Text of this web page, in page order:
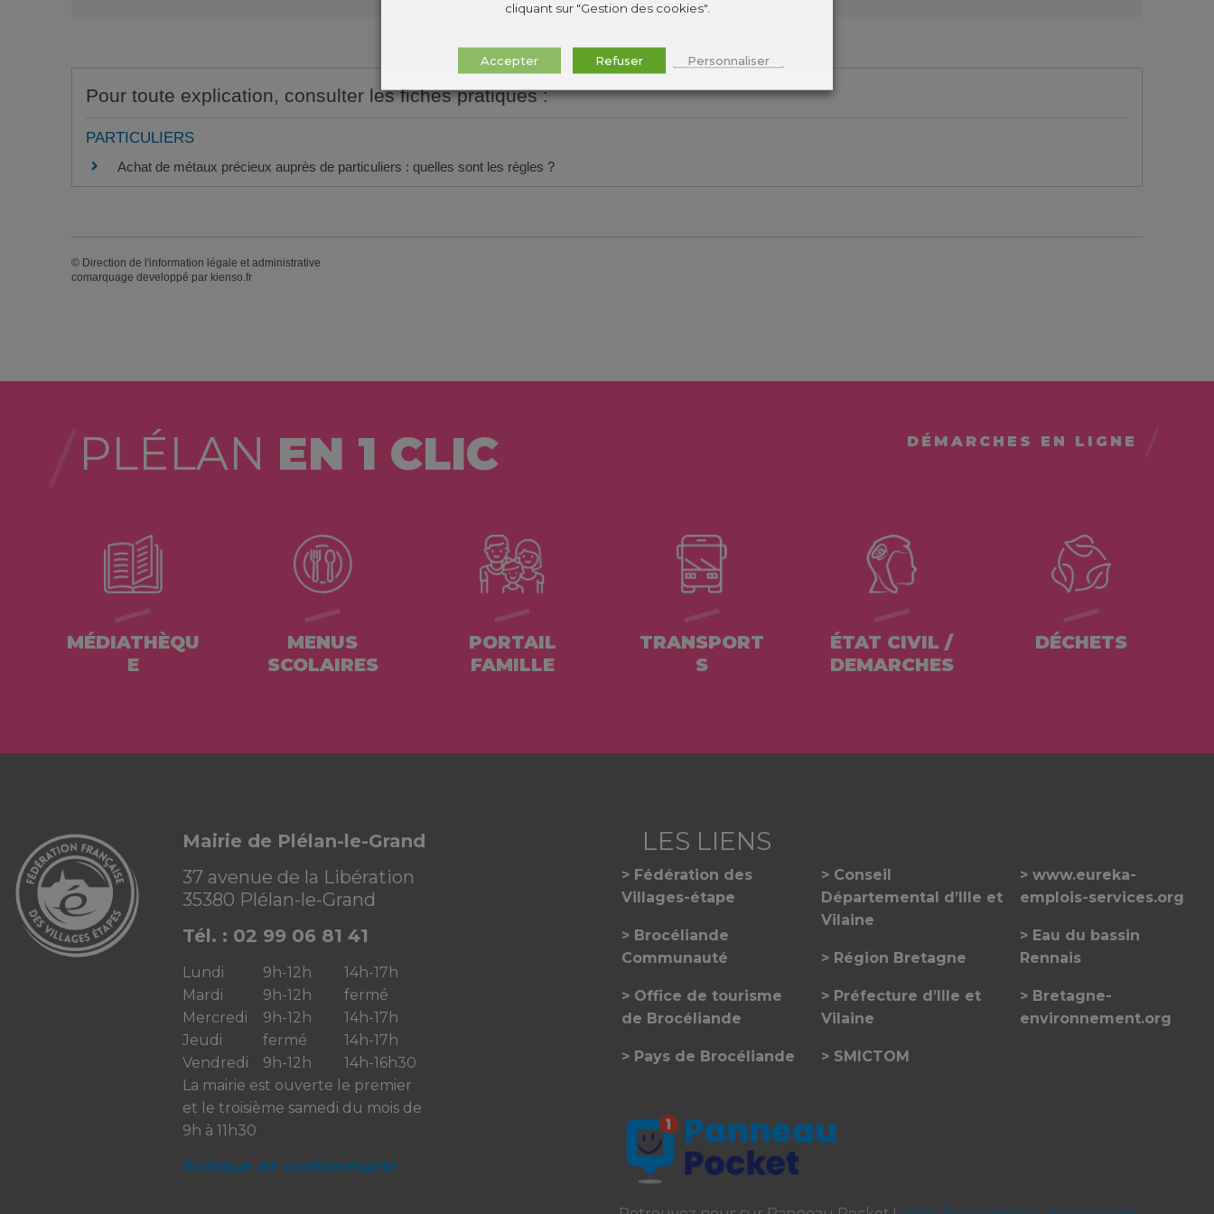
Pour toute explication, consulter les fiches pratiques :
PARTICULIERS
Achat de métaux précieux auprès de particuliers : quelles sont les règles ?
© Direction de l'information légale et administrative
comarquage developpé par kienso.fr
PLÉLAN EN 1 CLIC DÉMARCHES EN LIGNE
MÉDIATHÈQU
E
MENUS
SCOLAIRES
PORTAIL
FAMILLE
TRANSPORT
S
ÉTAT CIVIL /
DEMARCHES
DÉCHETS
Mairie de Plélan-le-Grand
37 avenue de la Libération
35380 Plélan-le-Grand
Tél. : 02 99 06 81 41
Lundi 9h-12h
14h-17h
Mardi
9h-12h
fermé
Mercredi
9h-12h
14h-17h
Jeudi
fermé
14h-17h
Vendredi
9h-12h
14h-16h30
La mairie est ouverte le premier
et le troisième samedi du mois de
9h à 11h30
Politique de confidentialité
Fédération des
Villages-étape
Brocéliande
Communauté
Office de tourisme
de Brocéliande
Pays de Brocéliande
Conseil
Départemental d’Ille et
Vilaine
Région Bretagne
Préfecture d’Ille et
Vilaine
SMICTOM
www.eureka-
emplois-services.org
Eau du bassin
Rennais
Bretagne-
environnement.org
cliquant sur "Gestion des cookies".
Accepter Refuser Personnaliser